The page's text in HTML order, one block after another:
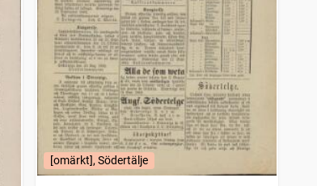
[omärkt], Södertälje